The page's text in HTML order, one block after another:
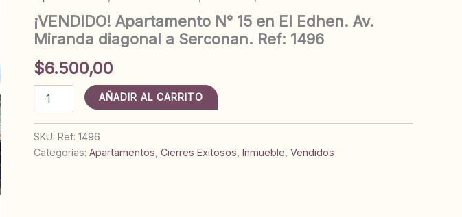
¡VENDIDO! Apartamento N° 15 en El Edhen. Av.
Miranda diagonal a Serconan. Ref: 1496
$6.500,00
Apartamento
15
El
AÑADIR AL CARRITO
SKU: Ref: 1496
Categorías: Apartamentos Cierres Exitosos Inmueble Vendidos